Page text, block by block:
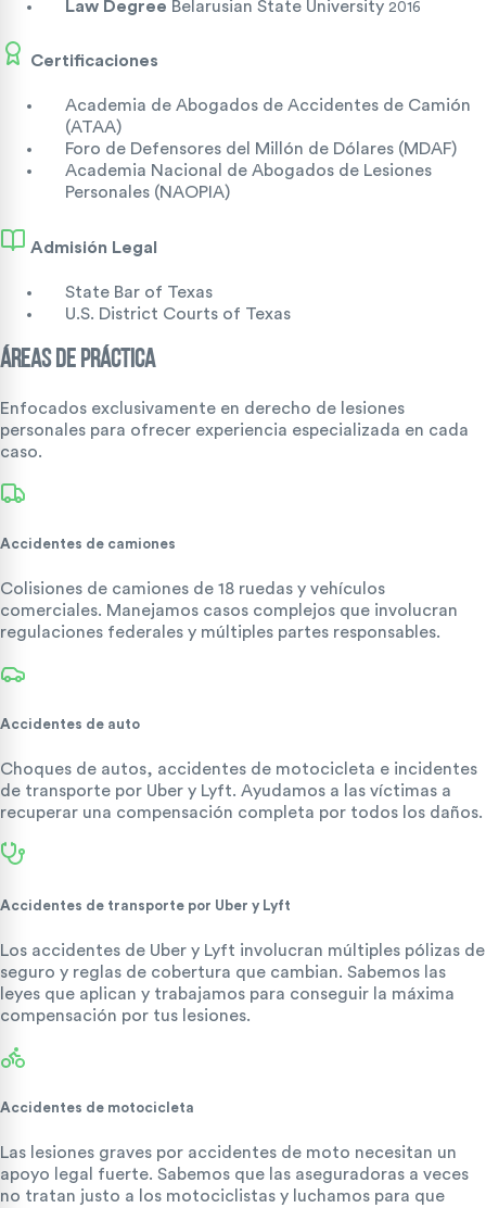
Law Degree Belarusian State University 2016
Certificaciones
Academia de Abogados de Accidentes de Camión
(ATAA)
Foro de Defensores del Millón de Dólares (MDAF)
Academia Nacional de Abogados de Lesiones
Personales (NAOPIA)
Admisión Legal
State Bar of Texas
U.S. District Courts of Texas
ÁREAS DE PRÁCTICA
Enfocados exclusivamente en derecho de lesiones
personales para ofrecer experiencia especializada en cada
caso.
Accidentes de camiones
Colisiones de camiones de 18 ruedas y vehículos
comerciales. Manejamos casos complejos que involucran
regulaciones federales y múltiples partes responsables.
Accidentes de auto
Choques de autos, accidentes de motocicleta e incidentes
de transporte por Uber y Lyft. Ayudamos a las víctimas a
recuperar una compensación completa por todos los daños.
Accidentes de transporte por Uber y Lyft
Los accidentes de Uber y Lyft involucran múltiples pólizas de
seguro y reglas de cobertura que cambian. Sabemos las
leyes que aplican y trabajamos para conseguir la máxima
compensación por tus lesiones.
Accidentes de motocicleta
Las lesiones graves por accidentes de moto necesitan un
apoyo legal fuerte. Sabemos que las aseguradoras a veces
no tratan justo a los motociclistas y luchamos para que